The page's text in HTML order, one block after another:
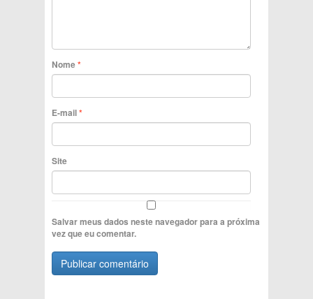
Nome*
E-mail*
Site
Salvar meus dados neste navegador para a próxima
vez que eu comentar.